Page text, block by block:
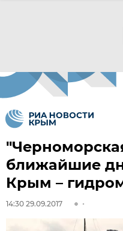
ближайшие
Крым –
14:30 29.09.2017